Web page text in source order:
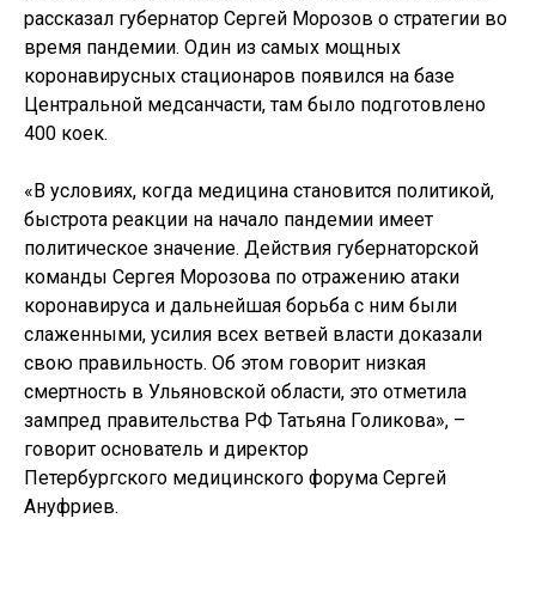
рассказал губернатор Сергей Морозов о стратегии во
время пандемии. Один из самых мощных
коронавирусных стационаров появился на базе
Центральной медсанчасти, там было подготовлено
400 коек.
«В условиях, когда медицина становится политикой,
быстрота реакции на начало пандемии имеет
политическое значение. Действия губернаторской
команды Сергея Морозова по отражению атаки
коронавируса и дальнейшая борьба с ним были
слаженными, усилия всех ветвей власти доказали
свою правильность. Об этом говорит низкая
смертность в Ульяновской области, это отметила
зампред правительства РФ Татьяна Голикова», –
говорит основатель и директор
Петербургского медицинского форума Сергей
Ануфриев.